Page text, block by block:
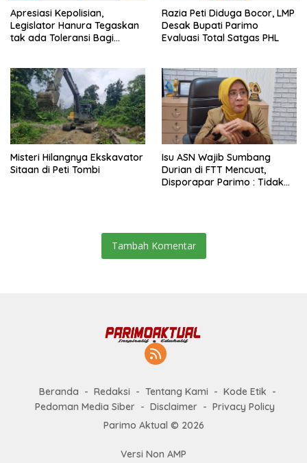
Apresiasi Kepolisian,
Legislator Hanura Tegaskan
tak ada Toleransi Bagi
Razia Peti Diduga Bocor, LMP
Desak Bupati Parimo
Evaluasi Total Satgas PHL
Misteri Hilangnya Ekskavator
Sitaan di Peti Tombi
Isu ASN Wajib Sumbang
Durian di FTT Mencuat,
Disporapar Parimo : Tidak
Tambah Komentar
Beranda Redaksi Tentang Kami
Kode Etik
Pedoman Media Siber
Disclaimer
Privacy Policy
Parimo Aktual © 2026
Versi Non AMP